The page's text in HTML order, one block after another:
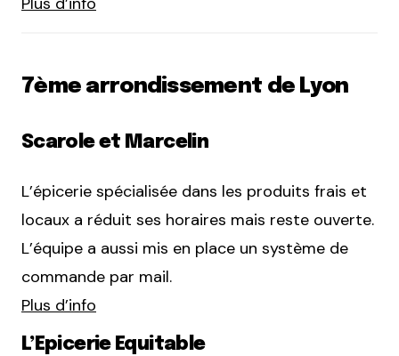
7ème arrondissement de Lyon
Scarole et Marcelin
L’épicerie spécialisée dans les produits frais et
locaux a réduit ses horaires mais reste ouverte.
L’équipe a aussi mis en place un système de
commande par mail.
Plus d’info
L’Epicerie Equitable